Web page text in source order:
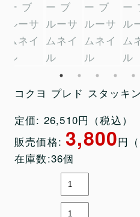
コクヨ プレド スタッキ
定価: 26,510円（税込）
販売価格: 3,800円（
在庫数:36個